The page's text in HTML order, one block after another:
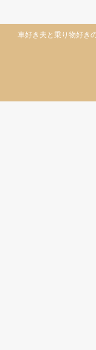
車好き夫と乗り物好き